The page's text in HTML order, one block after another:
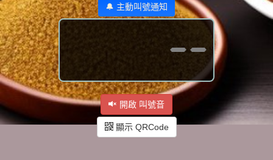
🔔 主動叫號通知
--
開啟 叫號音
顯示 QRCode